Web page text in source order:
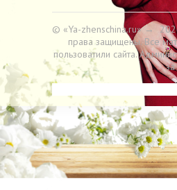
© «Ya-zhenschina.ru»→
права защищены. Все
пользоватили сайта.